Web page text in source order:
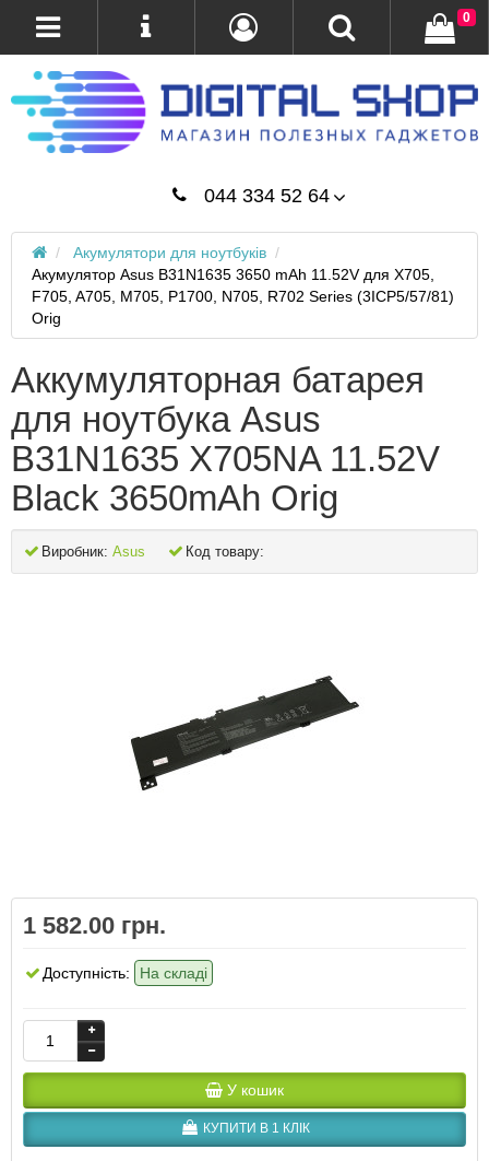
044 334 52 64
0
Акумулятори для ноутбуків
Акумулятор Asus B31N1635 3650 mAh 11.52V для X705,
F705, A705, M705, P1700, N705, R702 Series (3ICP5/57/81)
Orig
Аккумуляторная батарея
для ноутбука Asus
B31N1635 X705NA 11.52V
Black 3650mAh Orig
Виробник: Asus Код товару:
1 582.00 грн.
Доступність: На складі
У кошик
КУПИТИ В 1 КЛІК